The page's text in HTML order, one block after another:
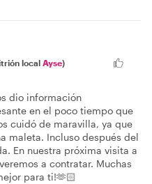
local Ayse)
dio información
en el poco tiempo que
cuidó de maravilla, ya que
maleta. Incluso después del
En nuestra próxima visita a
a contratar. Muchas
para ti!🫶🏻